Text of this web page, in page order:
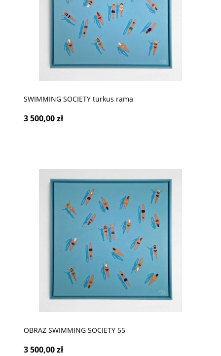
SWIMMING SOCIETY turkus rama
3 500,00 zł
OBRAZ SWIMMING SOCIETY 55
3 500,00 zł